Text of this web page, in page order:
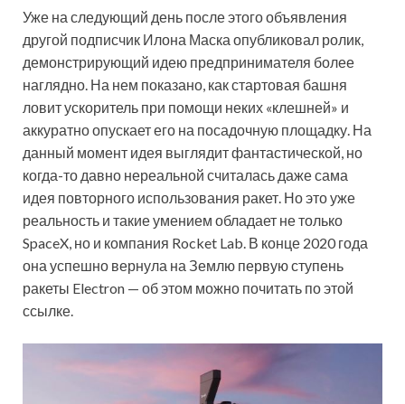
Уже на следующий день после этого объявления
другой подписчик Илона Маска опубликовал ролик,
демонстрирующий идею предпринимателя более
наглядно. На нем показано, как стартовая башня
ловит ускоритель при помощи неких «клешней» и
аккуратно опускает его на посадочную площадку. На
данный момент идея выглядит фантастической, но
когда-то давно нереальной считалась даже сама
идея повторного использования ракет. Но это уже
реальность и такие умением обладает не только
SpaceX, но и компания Rocket Lab. В конце 2020 года
она успешно вернула на Землю первую ступень
ракеты Electron — об этом можно почитать по этой
ссылке.